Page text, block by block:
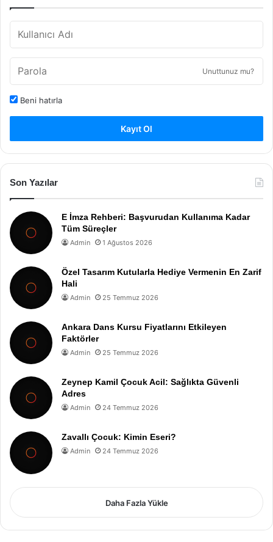
Unuttunuz mu?
Beni hatırla
Kayıt Ol
Son Yazılar
E İmza Rehberi: Başvurudan Kullanıma Kadar
Tüm Süreçler
Admin 1 Ağustos 2026
Özel Tasarım Kutularla Hediye Vermenin En Zarif
Hali
Admin 25 Temmuz 2026
Ankara Dans Kursu Fiyatlarını Etkileyen
Faktörler
Admin 25 Temmuz 2026
Zeynep Kamil Çocuk Acil: Sağlıkta Güvenli
Adres
Admin 24 Temmuz 2026
Zavallı Çocuk: Kimin Eseri?
Admin 24 Temmuz 2026
Daha Fazla Yükle